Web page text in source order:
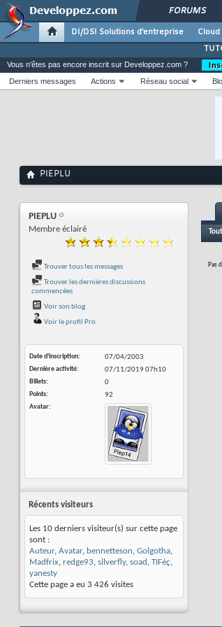
FORUMS
DI/DSI Solutions d'entreprise Cloud
Vous n'êtes pas encore inscrit sur Developpez.com ?
Derniers messages
Actions Réseau social
PIEPLU
PIEPLU
Membre éclairé
Trouver tous les messages
Trouver les dernières discussions
commencées
Voir son blog
Voir le profil Pro
Date d'inscription
07/04/2003
Dernière activité
07/11/201907h10
Billets
0
Points
92
Avatar
Récents visiteurs
Les 10 derniers visiteur(s) sur cette page
sont :
Auteur, Avatar, bennetteson, Golgotha,
Madfrix, redge93, silverfly, soad , TIFéç,
yanesty
Cette page a eu 3 426 visites
Tout
Pas